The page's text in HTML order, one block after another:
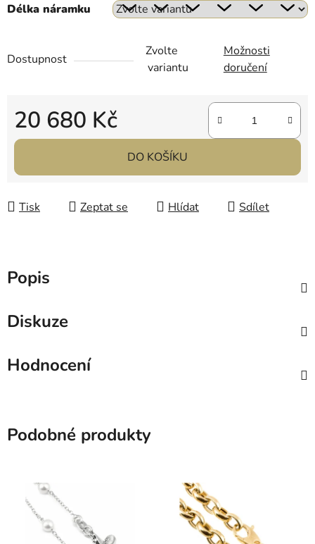
Délka náramku
Dostupnost
Zvolte
variantu
Možnosti
doručení
20 680 Kč
Měrná cena:
DO KOŠÍKU
Tisk Zeptat se Hlídat Sdílet
Popis
Diskuze
Hodnocení
Podobné produkty